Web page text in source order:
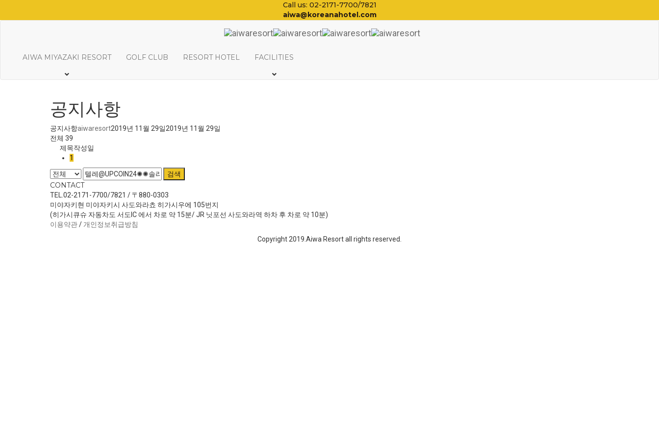
Call us: 02-2171-7700/7821
aiwa@koreanahotel.com
AIWA MIYAZAKI RESORT GOLF CLUB RESORT HOTEL FACILITIES
공지사항
공지사항aiwaresort2019년 11월 29일2019년 11월 29일
전체 39
제목작성일
1
검색
CONTACT
TEL.02-2171-7700/7821 / 〒880-0303
미야자키현 미야자키시 사도와라쵸 히가시우에 105번지
(히가시큐슈 자동차도 서도IC 에서 차로 약 15분/ JR 닛포선 사도와라역 하차 후 차로 약 10분)
이용약관/ 개인정보취급방침
Copyright 2019.Aiwa Resort all rights reserved.